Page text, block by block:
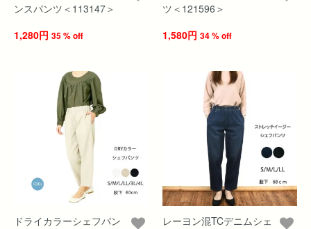
ンスパンツ＜113147＞
1,280円 35 % off
ツ＜121596＞
1,580円 34 % off
ドライカラーシェフパン
レーヨン混TCデニムシェ